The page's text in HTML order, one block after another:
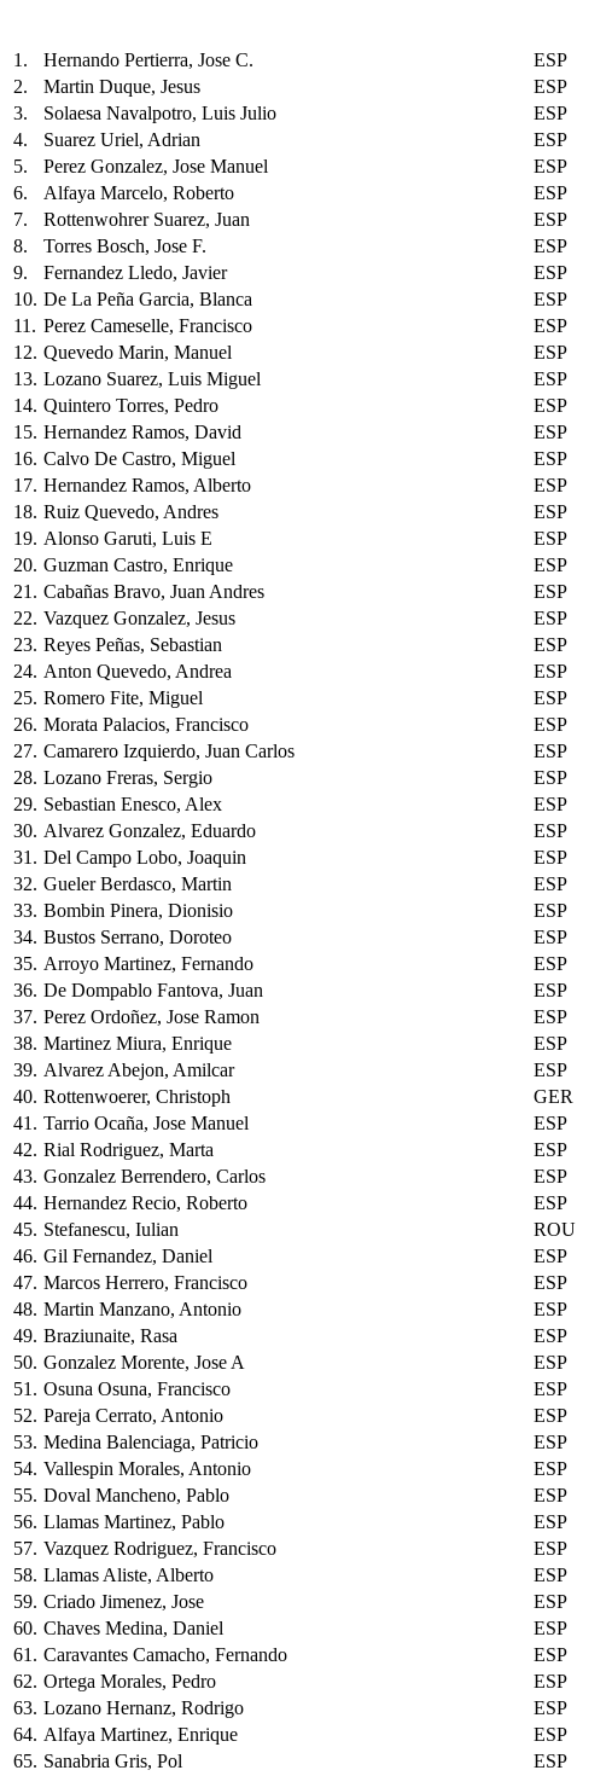
1.
Hernando Pertierra, Jose C. ESP
2.
Martin Duque, Jesus ESP
3.
Solaesa Navalpotro, Luis Julio ESP
4.
Suarez Uriel, Adrian ESP
5.
Perez Gonzalez, Jose Manuel ESP
6.
Alfaya Marcelo, Roberto ESP
7.
Rottenwohrer Suarez, Juan ESP
8.
Torres Bosch, Jose F. ESP
9.
Fernandez Lledo, Javier ESP
10. De La Peña Garcia, Blanca ESP
11. Perez Cameselle, Francisco ESP
12. Quevedo Marin, Manuel ESP
13. Lozano Suarez, Luis Miguel ESP
14. Quintero Torres, Pedro ESP
15. Hernandez Ramos, David ESP
16. Calvo De Castro, Miguel ESP
17. Hernandez Ramos, Alberto ESP
18. Ruiz Quevedo, Andres ESP
19. Alonso Garuti, Luis E ESP
20. Guzman Castro, Enrique ESP
21. Cabañas Bravo, Juan Andres ESP
22. Vazquez Gonzalez, Jesus ESP
23. Reyes Peñas, Sebastian ESP
24. Anton Quevedo, Andrea ESP
25. Romero Fite, Miguel ESP
26. Morata Palacios, Francisco ESP
27. Camarero Izquierdo, Juan Carlos ESP
28. Lozano Freras, Sergio ESP
29. Sebastian Enesco, Alex ESP
30. Alvarez Gonzalez, Eduardo ESP
31. Del Campo Lobo, Joaquin ESP
32. Gueler Berdasco, Martin ESP
33. Bombin Pinera, Dionisio ESP
34. Bustos Serrano, Doroteo ESP
35. Arroyo Martinez, Fernando ESP
36. De Dompablo Fantova, Juan ESP
37. Perez Ordoñez, Jose Ramon ESP
38. Martinez Miura, Enrique ESP
39. Alvarez Abejon, Amilcar ESP
40. Rottenwoerer, Christoph GER
41. Tarrio Ocaña, Jose Manuel ESP
42. Rial Rodriguez, Marta ESP
43. Gonzalez Berrendero, Carlos ESP
44. Hernandez Recio, Roberto ESP
45. Stefanescu, Iulian ROU
46. Gil Fernandez, Daniel ESP
47. Marcos Herrero, Francisco ESP
48. Martin Manzano, Antonio ESP
49. Braziunaite, Rasa ESP
50. Gonzalez Morente, Jose A ESP
51. Osuna Osuna, Francisco ESP
52. Pareja Cerrato, Antonio ESP
53. Medina Balenciaga, Patricio ESP
54. Vallespin Morales, Antonio ESP
55. Doval Mancheno, Pablo ESP
56. Llamas Martinez, Pablo ESP
57. Vazquez Rodriguez, Francisco ESP
58. Llamas Aliste, Alberto ESP
59. Criado Jimenez, Jose ESP
60. Chaves Medina, Daniel ESP
61. Caravantes Camacho, Fernando ESP
62. Ortega Morales, Pedro ESP
63. Lozano Hernanz, Rodrigo ESP
64. Alfaya Martinez, Enrique ESP
65. Sanabria Gris, Pol ESP